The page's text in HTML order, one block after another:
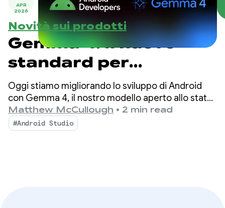
APR
2026
Novità sui prodotti
Gemma 4: il nuovo
standard per
l'intelligence degli
agenti locali su
Android
Oggi stiamo migliorando lo sviluppo di Android
con Gemma 4, il nostro modello aperto allo stato
dell'arte più recente progettato con funzionalità
di ragionamento complesso e chiamata di
strumenti autonomi.
Matthew McCullough • 2 min read
#Android Studio